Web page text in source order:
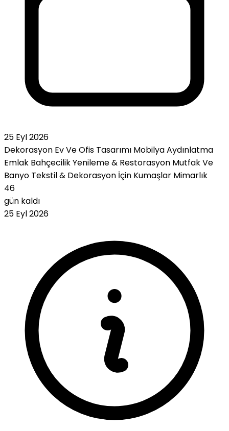
25 Eyl 2026
Dekorasyon Ev Ve Ofis Tasarımı MobilyaAydınlatma
Emlak BahçecilikYenileme & Restorasyon Mutfak Ve
Banyo Tekstil & Dekorasyon İçin Kumaşlar Mimarlık
46
gün kaldı
25 Eyl 2026